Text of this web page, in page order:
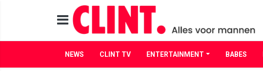
NEWS CLINT TV ENTERTAINMENT BABES